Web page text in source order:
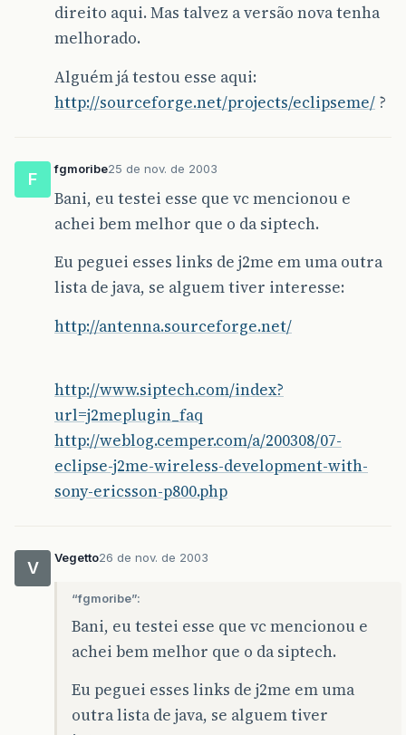
direito aqui. Mas talvez a versão nova tenha
melhorado.
Alguém já testou esse aqui:
http://sourceforge.net/projects/eclipseme/ ?
F
fgmoribe25 de nov. de 2003
Bani, eu testei esse que vc mencionou e
achei bem melhor que o da siptech.
Eu peguei esses links de j2me em uma outra
lista de java, se alguem tiver interesse:
http://antenna.sourceforge.net/
http://www.siptech.com/index?
url=j2meplugin_faq
http://weblog.cemper.com/a/200308/07-
eclipse-j2me-wireless-development-with-
sony-ericsson-p800.php
V
Vegetto26 de nov. de 2003
“fgmoribe”:
Bani, eu testei esse que vc mencionou e
achei bem melhor que o da siptech.
Eu peguei esses links de j2me em uma
outra lista de java, se alguem tiver